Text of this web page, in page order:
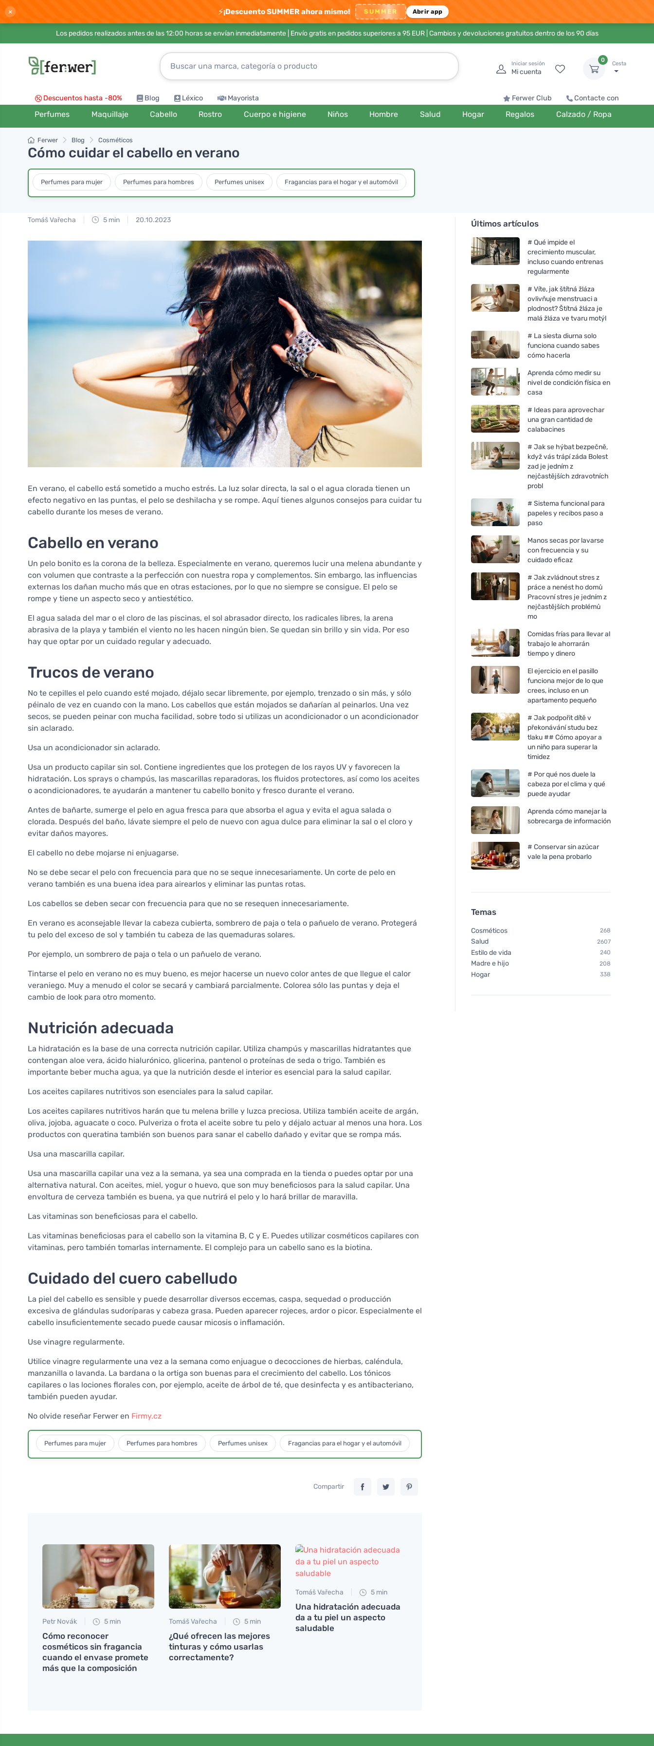
× ⚡¡Descuento SUMMER ahora mismo! SUMMER Abrir app
Los pedidos realizados antes de las 12:00 horas se envían inmediatamente | Envío gratis en pedidos superiores a 95 EUR| Cambios y devoluciones gratuitos dentro de los 90 días
Iniciar sesión
Mi cuenta
0
Cesta
Descuentos hasta -80% Blog Léxico Mayorista Ferwer Club Contacte con
Perfumes Maquillaje Cabello Rostro Cuerpo e higiene Niños Hombre Salud Hogar Regalos Calzado / Ropa
Ferwer Blog Cosméticos
Cómo cuidar el cabello en verano
Perfumes para mujer Perfumes para hombres Perfumes unisex Fragancias para el hogar y el automóvil
Tomáš Vařecha 5 min 20.10.2023
En verano, el cabello está sometido a mucho estrés. La luz solar directa, la sal o el agua clorada tienen un
efecto negativo en las puntas, el pelo se deshilacha y se rompe. Aquí tienes algunos consejos para cuidar tu
cabello durante los meses de verano.
Cabello en verano
Un pelo bonito es la corona de la belleza. Especialmente en verano, queremos lucir una melena abundante y
con volumen que contraste a la perfección con nuestra ropa y complementos. Sin embargo, las influencias
externas los dañan mucho más que en otras estaciones, por lo que no siempre se consigue. El pelo se
rompe y tiene un aspecto seco y antiestético.
El agua salada del mar o el cloro de las piscinas, el sol abrasador directo, los radicales libres, la arena
abrasiva de la playa y también el viento no les hacen ningún bien. Se quedan sin brillo y sin vida. Por eso
hay que optar por un cuidado regular y adecuado.
Trucos de verano
No te cepilles el pelo cuando esté mojado, déjalo secar libremente, por ejemplo, trenzado o sin más, y sólo
péinalo de vez en cuando con la mano. Los cabellos que están mojados se dañarían al peinarlos. Una vez
secos, se pueden peinar con mucha facilidad, sobre todo si utilizas un acondicionador o un acondicionador
sin aclarado.
Usa un acondicionador sin aclarado.
Usa un producto capilar sin sol. Contiene ingredientes que los protegen de los rayos UV y favorecen la
hidratación. Los sprays o champús, las mascarillas reparadoras, los fluidos protectores, así como los aceites
o acondicionadores, te ayudarán a mantener tu cabello bonito y fresco durante el verano.
Antes de bañarte, sumerge el pelo en agua fresca para que absorba el agua y evita el agua salada o
clorada. Después del baño, lávate siempre el pelo de nuevo con agua dulce para eliminar la sal o el cloro y
evitar daños mayores.
El cabello no debe mojarse ni enjuagarse.
No se debe secar el pelo con frecuencia para que no se seque innecesariamente. Un corte de pelo en
verano también es una buena idea para airearlos y eliminar las puntas rotas.
Los cabellos se deben secar con frecuencia para que no se resequen innecesariamente.
En verano es aconsejable llevar la cabeza cubierta, sombrero de paja o tela o pañuelo de verano. Protegerá
tu pelo del exceso de sol y también tu cabeza de las quemaduras solares.
Por ejemplo, un sombrero de paja o tela o un pañuelo de verano.
Tintarse el pelo en verano no es muy bueno, es mejor hacerse un nuevo color antes de que llegue el calor
veraniego. Muy a menudo el color se secará y cambiará parcialmente. Colorea sólo las puntas y deja el
cambio de look para otro momento.
Nutrición adecuada
La hidratación es la base de una correcta nutrición capilar. Utiliza champús y mascarillas hidratantes que
contengan aloe vera, ácido hialurónico, glicerina, pantenol o proteínas de seda o trigo. También es
importante beber mucha agua, ya que la nutrición desde el interior es esencial para la salud capilar.
Los aceites capilares nutritivos son esenciales para la salud capilar.
Los aceites capilares nutritivos harán que tu melena brille y luzca preciosa. Utiliza también aceite de argán,
oliva, jojoba, aguacate o coco. Pulveriza o frota el aceite sobre tu pelo y déjalo actuar al menos una hora. Los
productos con queratina también son buenos para sanar el cabello dañado y evitar que se rompa más.
Usa una mascarilla capilar.
Usa una mascarilla capilar una vez a la semana, ya sea una comprada en la tienda o puedes optar por una
alternativa natural. Con aceites, miel, yogur o huevo, que son muy beneficiosos para la salud capilar. Una
envoltura de cerveza también es buena, ya que nutrirá el pelo y lo hará brillar de maravilla.
Las vitaminas son beneficiosas para el cabello.
Las vitaminas beneficiosas para el cabello son la vitamina B, C y E. Puedes utilizar cosméticos capilares con
vitaminas, pero también tomarlas internamente. El complejo para un cabello sano es la biotina.
Cuidado del cuero cabelludo
La piel del cabello es sensible y puede desarrollar diversos eccemas, caspa, sequedad o producción
excesiva de glándulas sudoríparas y cabeza grasa. Pueden aparecer rojeces, ardor o picor. Especialmente el
cabello insuficientemente secado puede causar micosis o inflamación.
Use vinagre regularmente.
Utilice vinagre regularmente una vez a la semana como enjuague o decocciones de hierbas, caléndula,
manzanilla o lavanda. La bardana o la ortiga son buenas para el crecimiento del cabello. Los tónicos
capilares o las lociones florales con, por ejemplo, aceite de árbol de té, que desinfecta y es antibacteriano,
también pueden ayudar.
No olvide reseñar Ferwer en Firmy.cz
Perfumes para mujer Perfumes para hombres Perfumes unisex Fragancias para el hogar y el automóvil
Compartir
Petr Novák 5 min
Cómo reconocer
cosméticos sin fragancia
cuando el envase promete
más que la composición
Tomáš Vařecha 5 min
¿Qué ofrecen las mejores
tinturas y cómo usarlas
correctamente?
Tomáš Vařecha 5 min
Una hidratación adecuada
da a tu piel un aspecto
saludable
Últimos artículos
# Qué impide el
crecimiento muscular,
incluso cuando entrenas
regularmente
# Víte, jak štítná žláza
ovlivňuje menstruaci a
plodnost? Štítná žláza je
malá žláza ve tvaru motýl
# La siesta diurna solo
funciona cuando sabes
cómo hacerla
Aprenda cómo medir su
nivel de condición física en
casa
# Ideas para aprovechar
una gran cantidad de
calabacines
# Jak se hýbat bezpečně,
když vás trápí záda Bolest
zad je jedním z
nejčastějších zdravotních
probl
# Sistema funcional para
papeles y recibos paso a
paso
Manos secas por lavarse
con frecuencia y su
cuidado eficaz
# Jak zvládnout stres z
práce a nenést ho domů
Pracovní stres je jedním z
nejčastějších problémů
mo
Comidas frías para llevar al
trabajo le ahorrarán
tiempo y dinero
El ejercicio en el pasillo
funciona mejor de lo que
crees, incluso en un
apartamento pequeño
# Jak podpořit dítě v
překonávání studu bez
tlaku ## Cómo apoyar a
un niño para superar la
timidez
# Por qué nos duele la
cabeza por el clima y qué
puede ayudar
Aprenda cómo manejar la
sobrecarga de información
# Conservar sin azúcar
vale la pena probarlo
Temas
Cosméticos 268
Salud 2607
Estilo de vida 240
Madre e hijo 208
Hogar 338